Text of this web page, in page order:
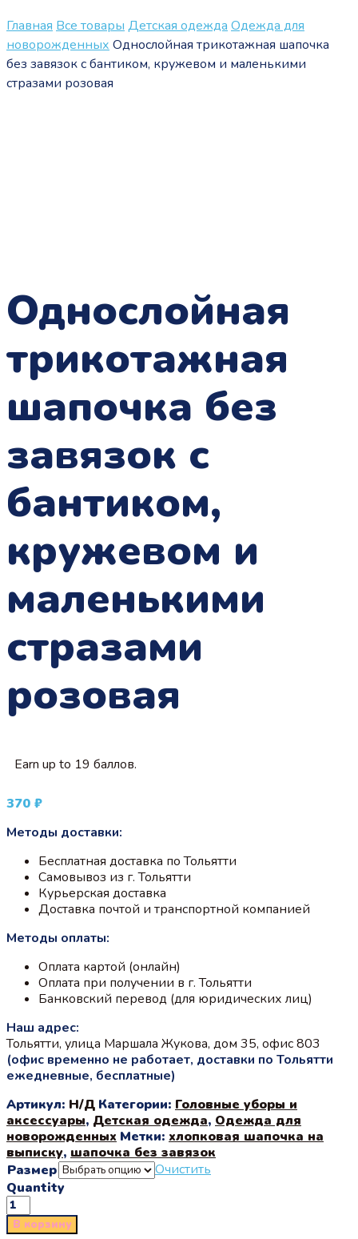
Главная Все товары Детская одежда Одежда для
новорожденных Однослойная трикотажная шапочка
без завязок с бантиком, кружевом и маленькими
стразами розовая
Однослойная
трикотажная
шапочка без
завязок с
бантиком,
кружевом и
маленькими
стразами
розовая
Earn up to 19 баллов.
370 ₽
Методы доставки:
Бесплатная доставка по Тольятти
Самовывоз из г. Тольятти
Курьерская доставка
Доставка почтой и транспортной компанией
Методы оплаты:
Оплата картой (онлайн)
Оплата при получении в г. Тольятти
Банковский перевод (для юридических лиц)
Наш адрес:
Тольятти, улица Маршала Жукова, дом 35, офис 803
(офис временно не работает, доставки по Тольятти
ежедневные, бесплатные)
Артикул: Н/Д Категории: Головные уборы и
аксессуары, Детская одежда, Одежда для
новорожденных Метки: хлопковая шапочка на
выписку, шапочка без завязок
Размер
Очистить
Quantity
В корзину